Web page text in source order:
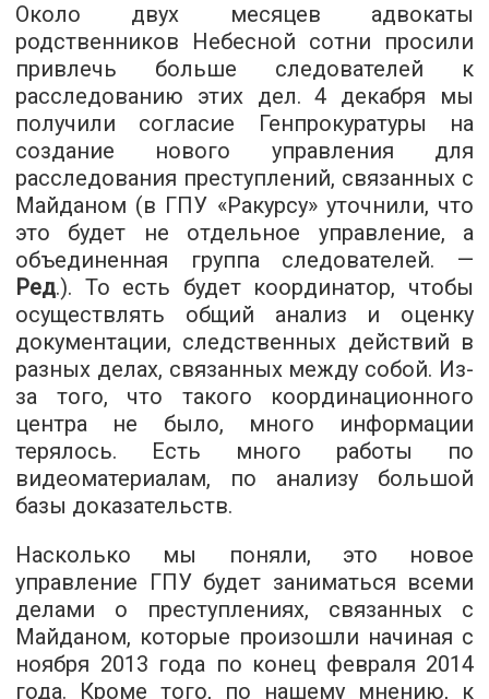
Около двух месяцев адвокаты
родственников Небесной сотни просили
привлечь больше следователей к
расследованию этих дел. 4 декабря мы
получили согласие Генпрокуратуры на
создание нового управления для
расследования преступлений, связанных с
Майданом (в ГПУ «Ракурсу» уточнили, что
это будет не отдельное управление, а
объединенная группа следователей. —
Ред.). То есть будет координатор, чтобы
осуществлять общий анализ и оценку
документации, следственных действий в
разных делах, связанных между собой. Из-
за того, что такого координационного
центра не было, много информации
терялось. Есть много работы по
видеоматериалам, по анализу большой
базы доказательств.
Насколько мы поняли, это новое
управление ГПУ будет заниматься всеми
делами о преступлениях, связанных с
Майданом, которые произошли начиная с
ноября 2013 года по конец февраля 2014
года. Кроме того, по нашему мнению, к